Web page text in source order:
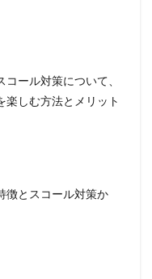
ール対策について、
楽しむ方法とメリット
徴とスコール対策か